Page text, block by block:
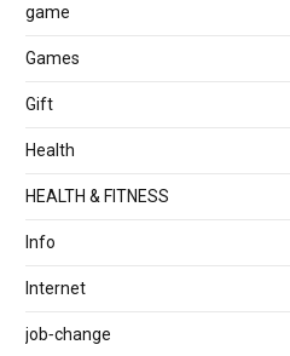
game
Games
Gift
Health
HEALTH & FITNESS
Info
Internet
job‐change